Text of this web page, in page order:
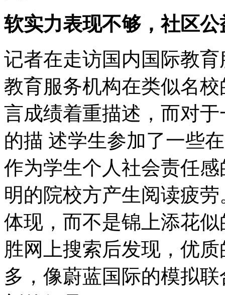
软实力表现不够，社区
记者在走访国内国际教
教育服务机构在类似名
言成绩着重描述，而对
的描 述学生参加了一些
作为学生个人社会责任
明的院校方产生阅读疲
体现，而不是锦上添花
胜网上搜索后发现，优
多，像蔚蓝国际的模拟